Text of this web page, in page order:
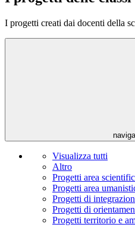
I progetti creati dai docenti della
Visualizza tutti
Altro
Progetti area
Progetti area
Progetti di
Progetti di
Progetti territorio e